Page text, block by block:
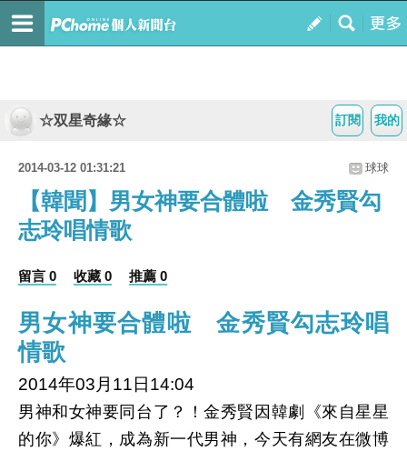
我的
訂閱
☆双星奇緣☆
2014-03-12 01:31:21 球球
【韓聞】男女神要合體啦 金秀賢勾
志玲唱情歌
留言 0 收藏 0 推薦 0
男女神要合體啦 金秀賢勾志玲唱
情歌
2014年03月11日14:04
男神和女神要同台了？！金秀賢因韓劇《來自星星
的你》爆紅，成為新一代男神，今天有網友在微博